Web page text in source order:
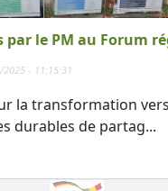
par le PM au Forum
- 11:15:31
la transformation
durables de partag...